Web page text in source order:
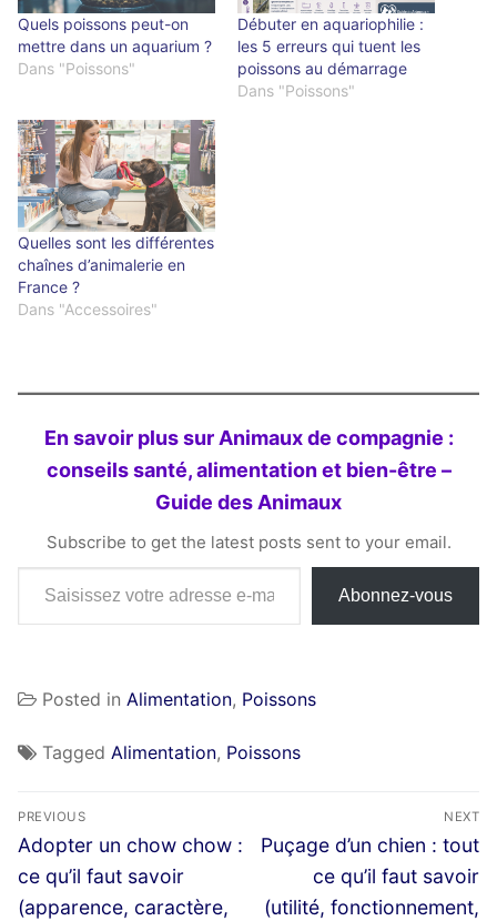
Quels poissons peut-on
mettre dans un aquarium ?
Dans "Poissons"
Débuter en aquariophilie :
les 5 erreurs qui tuent les
poissons au démarrage
Dans "Poissons"
Quelles sont les différentes
chaînes d’animalerie en
France ?
Dans "Accessoires"
En savoir plus sur Animaux de compagnie :
conseils santé, alimentation et bien-être –
Guide des Animaux
Subscribe to get the latest posts sent to your email.
Saisissez votre adresse e-mail…
Abonnez-vous
Posted in Alimentation, Poissons
Tagged Alimentation, Poissons
Navigation
de
l’article
PREVIOUS
Previous
post:
Adopter un chow chow :
ce qu’il faut savoir
(apparence, caractère,
NEXT
Next
Puçage d’un chien : tout
ce qu’il faut savoir
(utilité, fonctionnement,